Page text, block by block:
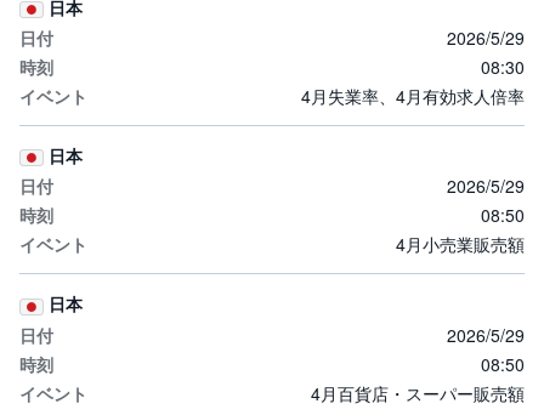
日本
2026/5/29
08:30
4月失業率、4月有効求人倍率
日本
2026/5/29
08:50
4月小売業販売額
日本
2026/5/29
08:50
4月百貨店・スーパー販売額